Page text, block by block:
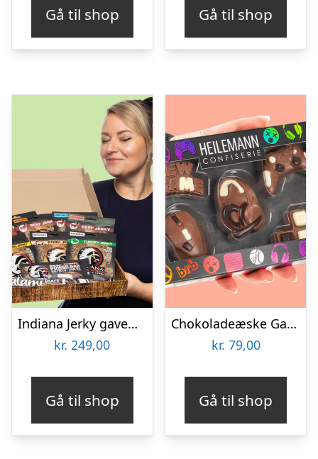
Gå til shop Gå til shop
Indiana Jerky gaveæske
kr. 249,00
Gå til shop
Chokoladeæske Gaming
kr. 79,00
Gå til shop